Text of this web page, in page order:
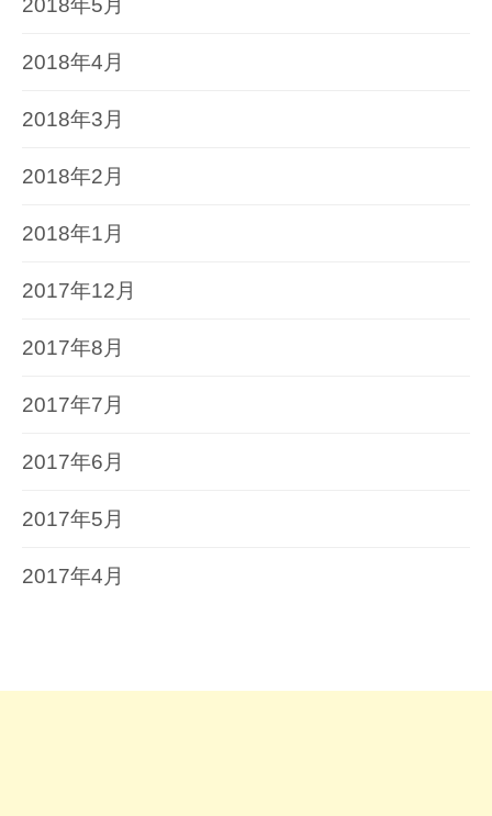
2018年5月
2018年4月
2018年3月
2018年2月
2018年1月
2017年12月
2017年8月
2017年7月
2017年6月
2017年5月
2017年4月